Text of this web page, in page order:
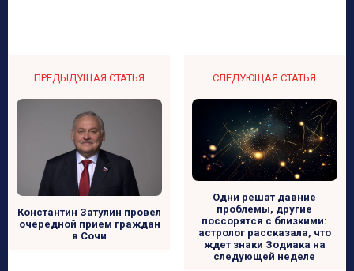
ПРЕДЫДУЩАЯ СТАТЬЯ
Константин Затулин провел
очередной прием граждан
в Сочи
СЛЕДУЮЩАЯ СТАТЬЯ
Одни решат давние
проблемы, другие
поссорятся с близкими:
астролог рассказала, что
ждет знаки Зодиака на
следующей неделе